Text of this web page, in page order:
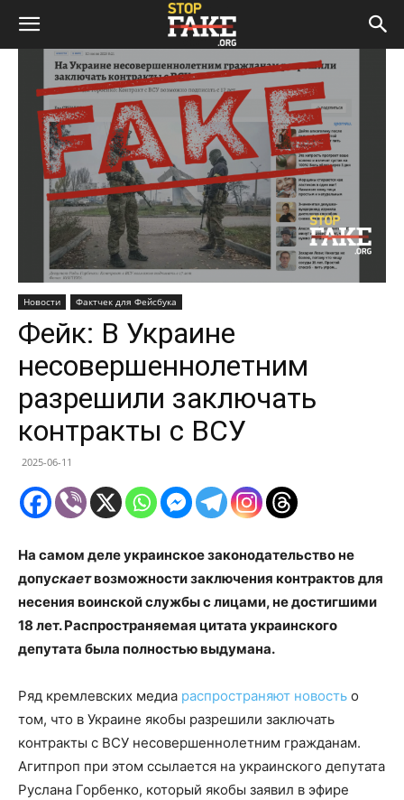
Новости Фактчек для Фейсбука
Фейк: В Украине
несовершеннолетним
разрешили заключать
контракты с ВСУ
2025-06-11
На самом деле украинское законодательство не
допускаетвозможности заключения контрактов для
несения воинской службы с лицами, не достигшими
18 лет. Распространяемая цитата украинского
депутата была полностью выдумана.
Ряд кремлевских медиа распространяют новость о
том, что в Украине якобы разрешили заключать
контракты с ВСУ несовершеннолетним гражданам.
Агитпроп при этом ссылается на украинского депутата
Руслана Горбенко, который якобы заявил в эфире